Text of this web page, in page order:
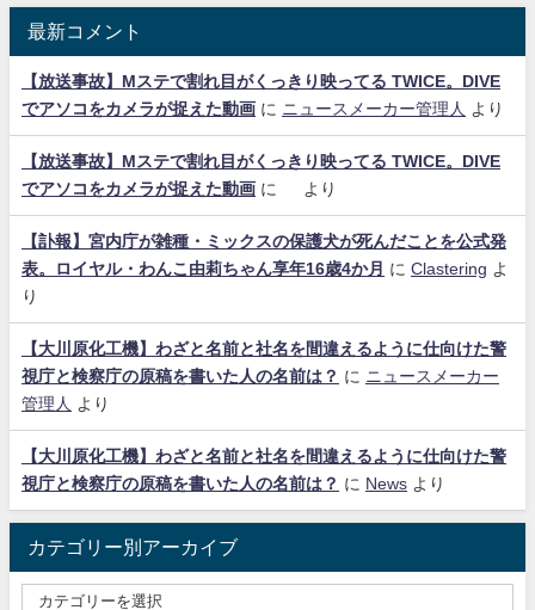
最新コメント
【放送事故】Mステで割れ目がくっきり映ってる TWICE。DIVE
でアソコをカメラが捉えた動画 に ニュースメーカー管理人 より
【放送事故】Mステで割れ目がくっきり映ってる TWICE。DIVE
でアソコをカメラが捉えた動画 に より
【訃報】宮内庁が雑種・ミックスの保護犬が死んだことを公式発
表。ロイヤル・わんこ由莉ちゃん享年16歳4か月
に Clastering よ
り
【大川原化工機】わざと名前と社名を間違えるように仕向けた警
視庁と検察庁の原稿を書いた人の名前は？ に ニュースメーカー
管理人
より
【大川原化工機】わざと名前と社名を間違えるように仕向けた警
視庁と検察庁の原稿を書いた人の名前は？ に News より
カテゴリー別アーカイブ